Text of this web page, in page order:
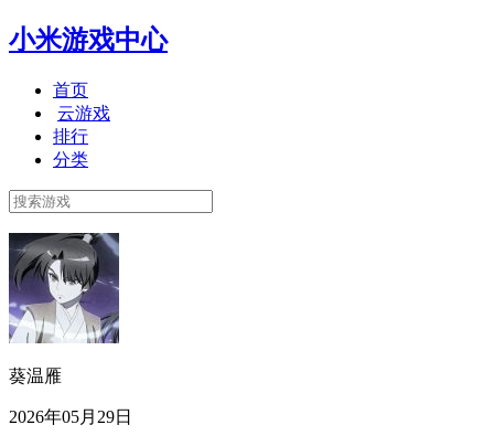
小米游戏中心
首页
云游戏
排行
分类
葵温雁
2026年05月29日